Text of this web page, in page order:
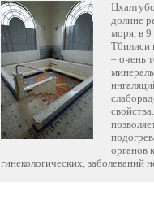
долине
моря, в 9
Тбилиси
– очень
органов
гинекологических, заболеваний